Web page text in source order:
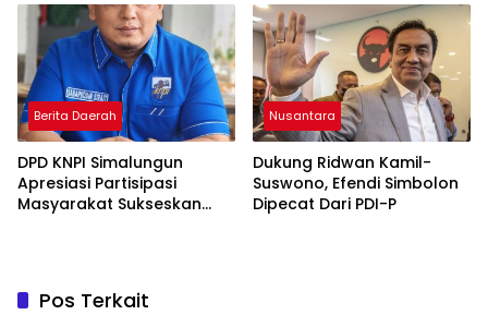
2024 Mulai Digelar
Berita Daerah
DPD KNPI Simalungun
Apresiasi Partisipasi
Masyarakat Sukseskan
Nusantara
Dukung Ridwan Kamil-
Suswono, Efendi Simbolon
Dipecat Dari PDI-P
Pos Terkait